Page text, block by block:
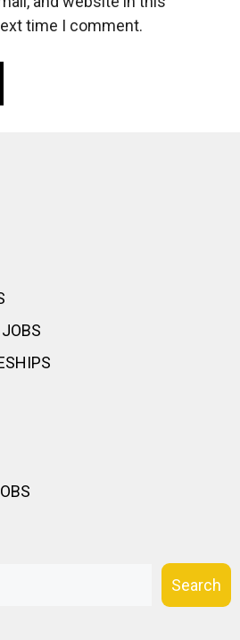
time I comment.
Search